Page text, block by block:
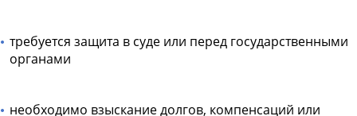
требуется защита в суде или перед государственными
органами
необходимо взыскание долгов, компенсаций или